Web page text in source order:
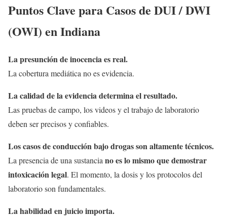
Puntos Clave para Casos de DUI / DWI
(OWI) en Indiana
La presunción de inocencia es real.
La cobertura mediática no es evidencia.
La calidad de la evidencia determina el resultado.
Las pruebas de campo, los videos y el trabajo de laboratorio
deben ser precisos y confiables.
Los casos de conducción bajo drogas son altamente técnicos.
La presencia de una sustancia no es lo mismo que demostrar
intoxicación legal. El momento, la dosis y los protocolos del
laboratorio son fundamentales.
La habilidad en juicio importa.